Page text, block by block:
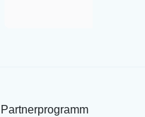
Partnerprogramm